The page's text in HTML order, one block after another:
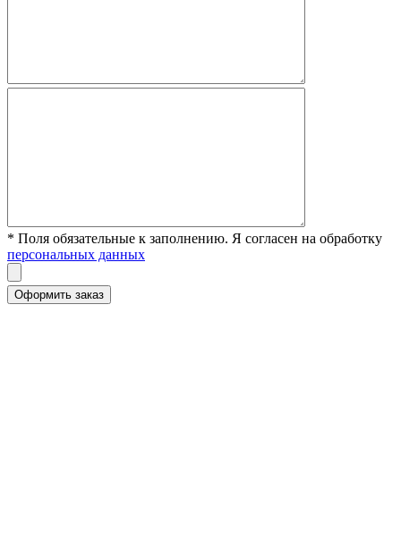
* Поля обязательные к заполнению. Я согласен на обработку
персональных данных